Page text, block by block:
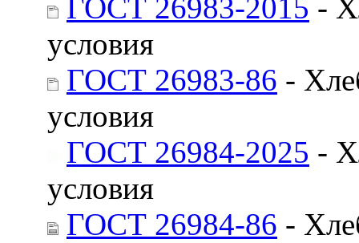
ГОСТ 26983-2015 -
условия
ГОСТ 26983-86 -
условия
ГОСТ 26984-2025 -
условия
ГОСТ 26984-86 -